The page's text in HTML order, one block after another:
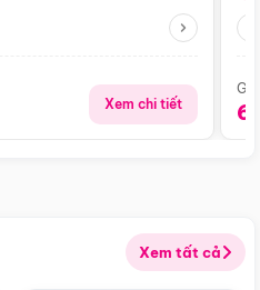
Xem chi tiết
Xem tất cả